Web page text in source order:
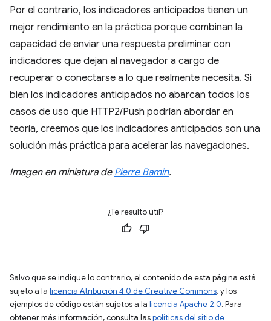
Por el contrario, los indicadores anticipados tienen un
mejor rendimiento en la práctica porque combinan la
capacidad de enviar una respuesta preliminar con
indicadores que dejan al navegador a cargo de
recuperar o conectarse a lo que realmente necesita. Si
bien los indicadores anticipados no abarcan todos los
casos de uso que HTTP2/Push podrían abordar en
teoría, creemos que los indicadores anticipados son una
solución más práctica para acelerar las navegaciones.
Imagen en miniatura de Pierre Bamin.
¿Te resultó útil?
Salvo que se indique lo contrario, el contenido de esta página está
sujeto a la licencia Atribución 4.0 de Creative Commons, y los
ejemplos de código están sujetos a la licencia Apache 2.0. Para
obtener más información, consulta laspolíticas del sitio de